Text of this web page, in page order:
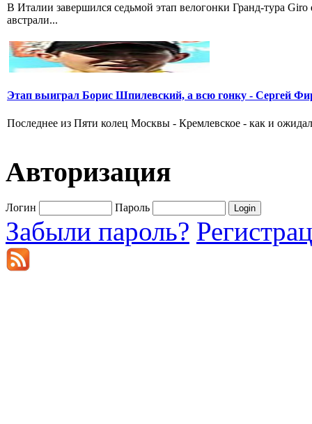
В Италии завершился седьмой этап велогонки Гранд-тура
австрали...
Этап выиграл Борис Шпилевский, а всю гонку - Сергей
Последнее из Пяти колец Москвы - Кремлевское - как и
Авторизация
Логин Пароль
Забыли пароль?